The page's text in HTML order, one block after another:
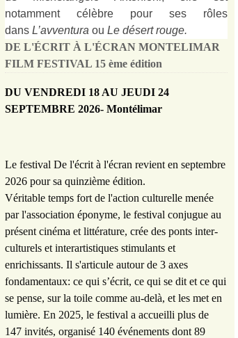
notamment célèbre pour ses rôles
dans L’avventura ou Le désert rouge.
DE L'ÉCRIT À L'ÉCRAN MONTELIMAR
FILM FESTIVAL 15 ème édition
DU VENDREDI 18 AU JEUDI 24
SEPTEMBRE 2026- Montélimar
Le festival De l'écrit à l'écran revient en septembre
2026 pour sa quinzième édition.
Véritable temps fort de l'action culturelle menée
par l'association éponyme, le festival conjugue au
présent cinéma et littérature, crée des ponts inter-
culturels et interartistiques stimulants et
enrichissants. Il s'articule autour de 3 axes
fondamentaux: ce qui s’écrit, ce qui se dit et ce qui
se pense, sur la toile comme au-delà, et les met en
lumière. En 2025, le festival a accueilli plus de
147 invités, organisé 140 événements dont 89